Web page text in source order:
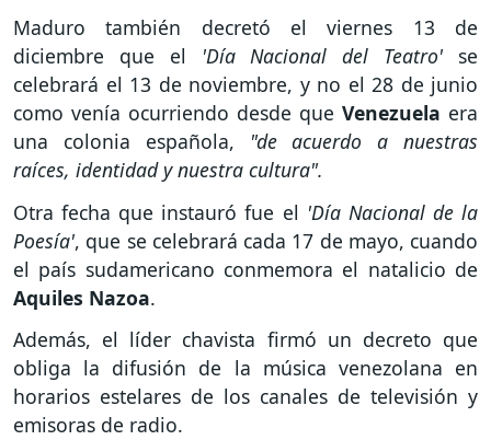
Maduro también decretó el viernes 13 de
diciembre que el
'Día Nacional del Teatro' se
celebrará el 13 de noviembre, y no el 28 de junio
como venía ocurriendo desde que Venezuela era
una colonia española, "de acuerdo a nuestras
raíces, identidad y nuestra cultura".
Otra fecha que instauró fue el 'Día Nacional de la
Poesía', que se celebrará cada 17 de mayo, cuando
el país sudamericano conmemora el natalicio de
Aquiles Nazoa.
Además, el líder chavista firmó un decreto que
obliga la difusión de la música venezolana en
horarios estelares de los canales de televisión y
emisoras de radio.